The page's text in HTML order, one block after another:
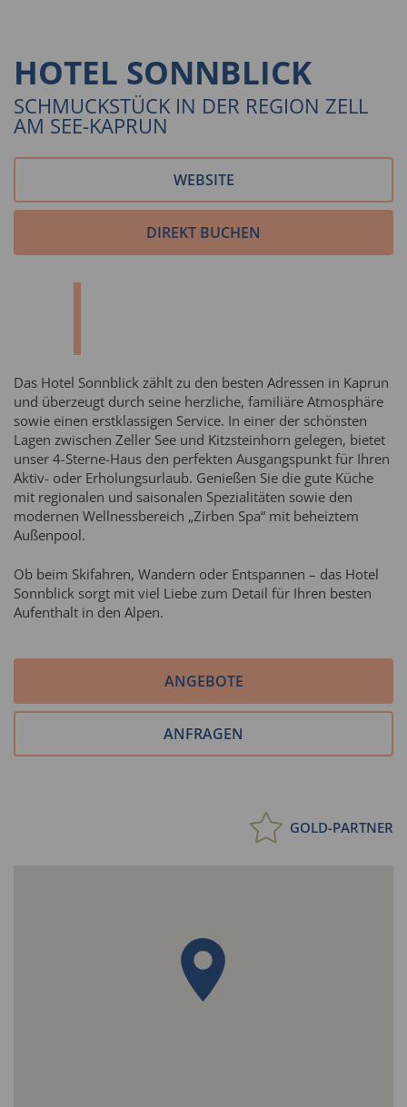
HOTEL SONNBLICK
SCHMUCKSTÜCK IN DER REGION ZELL
AM SEE-KAPRUN
WEBSITE
DIREKT BUCHEN
Das Hotel Sonnblick zählt zu den besten Adressen in Kaprun
und überzeugt durch seine herzliche, familiäre Atmosphäre
sowie einen erstklassigen Service. In einer der schönsten
Lagen zwischen Zeller See und Kitzsteinhorn gelegen, bietet
unser 4-Sterne-Haus den perfekten Ausgangspunkt für Ihren
Aktiv- oder Erholungsurlaub. Genießen Sie die gute Küche
mit regionalen und saisonalen Spezialitäten sowie den
modernen Wellnessbereich „Zirben Spa“ mit beheiztem
Außenpool.
Ob beim Skifahren, Wandern oder Entspannen – das Hotel
Sonnblick sorgt mit viel Liebe zum Detail für Ihren besten
Aufenthalt in den Alpen.
ANGEBOTE
ANFRAGEN
GOLD-PARTNER